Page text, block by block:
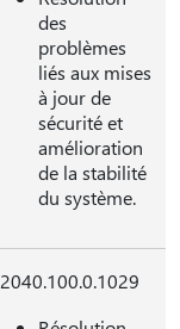
des
problèmes
liés aux mises
à jour de
sécurité et
amélioration
de la stabilité
du système.
2040.100.0.1029